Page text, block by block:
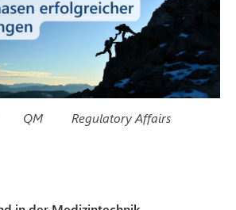
QM Regulatory Affairs